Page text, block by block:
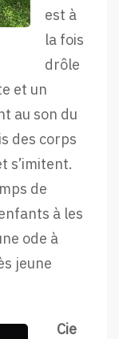
est à
la fois
drôle
et un
au son du
des corps
s’imitent.
de
à les
ode à
jeune
Cie